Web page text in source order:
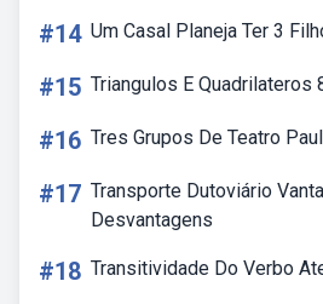
#14 Um Casal Planeja Ter 3
#15 Triangulos E Quadrilateros
#16 Tres Grupos De Teatro
#17 Transporte Dutoviário
Desvantagens
#18 Transitividade Do Verbo